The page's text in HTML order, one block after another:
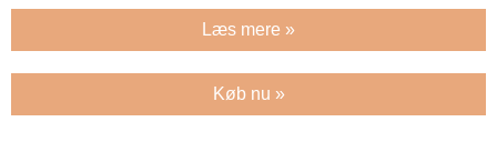
Læs mere »
Køb nu »